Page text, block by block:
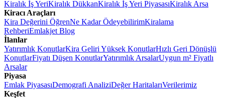
Kiralık İş YeriKiralık DükkanKiralık İş Yeri PiyasasıKiralık Arsa
Kiracı Araçları
Kira Değerini ÖğrenNe Kadar ÖdeyebilirimKiralama
RehberiEmlakjet Blog
İlanlar
Yatırımlık KonutlarKira Geliri Yüksek KonutlarHızlı Geri Dönüşlü
KonutlarFiyatı Düşen KonutlarYatırımlık ArsalarUygun m² Fiyatlı
Arsalar
Piyasa
Emlak PiyasasıDemografi AnaliziDeğer HaritalarıVerilerimiz
Keşfet